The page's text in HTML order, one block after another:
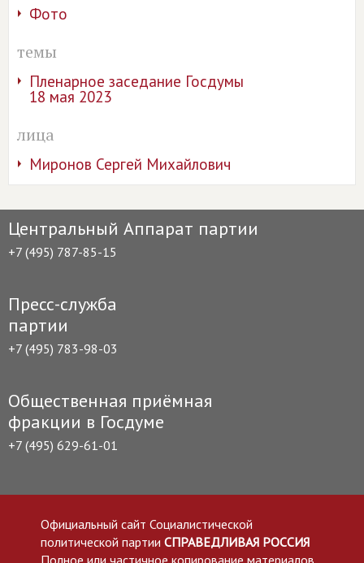
Фото
темы
Пленарное заседание Госдумы
18 мая 2023
лица
Миронов Сергей Михайлович
Центральный Аппарат партии
+7 (495) 787-85-15
Пресс-служба
партии
+7 (495) 783-98-03
Общественная приёмная
фракции в Госдуме
+7 (495) 629-61-01
Официальный сайт Социалистической
политической партии СПРАВЕДЛИВАЯ РОССИЯ
Полное или частичное копирование материалов